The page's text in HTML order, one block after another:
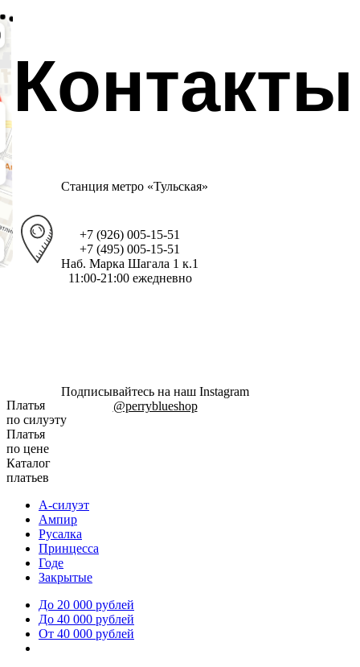
Контакты
Станция метро «Тульская»
+7 (926) 005-15-51
+7 (495) 005-15-51
Наб. Марка Шагала 1 к.1
11:00-21:00 ежедневно
Подписывайтесь на наш Instagram
@perryblueshop
Платья
по силуэту
Платья
по цене
Каталог
платьев
А-силуэт
Ампир
Русалка
Принцесса
Годе
Закрытые
До 20 000 рублей
До 40 000 рублей
От 40 000 рублей